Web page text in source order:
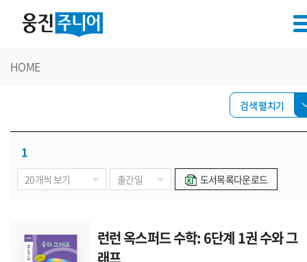
HOME
검색 펼치기
1
도서목록다운로드
런런 옥스퍼드 수학: 6단계 1권 수와 그
래프